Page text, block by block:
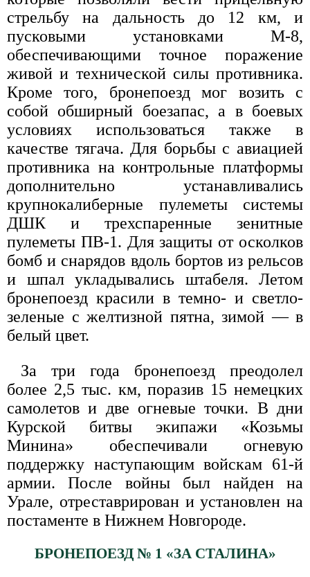
стрельбу на дальность до 12 км, и
пусковыми установками М-8,
обеспечивающими точное поражение
живой и технической силы противника.
Кроме того, бронепоезд мог возить с
собой обширный боезапас, а в боевых
условиях использоваться также в
качестве тягача. Для борьбы с авиацией
противника на контрольные платформы
дополнительно устанавливались
крупнокалиберные пулеметы системы
ДШК и трехспаренные зенитные
пулеметы ПВ-1. Для защиты от осколков
бомб и снарядов вдоль бортов из рельсов
и шпал укладывались штабеля. Летом
бронепоезд красили в темно- и светло-
зеленые с желтизной пятна, зимой — в
белый цвет.
За три года бронепоезд преодолел
более 2,5 тыс. км, поразив 15 немецких
самолетов и две огневые точки. В дни
Курской битвы экипажи «Козьмы
Минина» обеспечивали огневую
поддержку наступающим войскам 61-й
армии. После войны был найден на
Урале, отреставрирован и установлен на
постаменте в Нижнем Новгороде.
БРОНЕПОЕЗД № 1 «ЗА СТАЛИНА»